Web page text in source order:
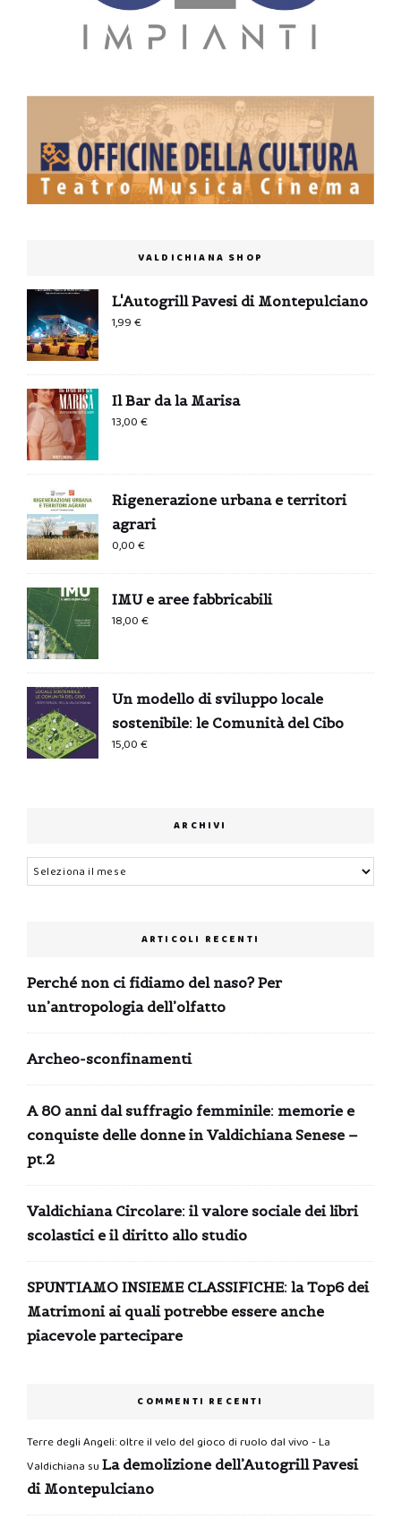
VALDICHIANA SHOP
L'Autogrill Pavesi di Montepulciano
1,99€
Il Bar da la Marisa
13,00€
Rigenerazione urbana e territori
agrari
0,00€
IMU e aree fabbricabili
18,00€
Un modello di sviluppo locale
sostenibile: le Comunità del Cibo
15,00€
ARCHIVI
Archivi
ARTICOLI RECENTI
Perché non ci fidiamo del naso? Per
un’antropologia dell’olfatto
Archeo-sconfinamenti
A 80 anni dal suffragio femminile: memorie e
conquiste delle donne in Valdichiana Senese –
pt.2
Valdichiana Circolare: il valore sociale dei libri
scolastici e il diritto allo studio
SPUNTIAMO INSIEME CLASSIFICHE: la Top6 dei
Matrimoni ai quali potrebbe essere anche
piacevole partecipare
COMMENTI RECENTI
Terre degli Angeli: oltre il velo del gioco di ruolo dal vivo - La
Valdichiana su La demolizione dell’Autogrill Pavesi
di Montepulciano